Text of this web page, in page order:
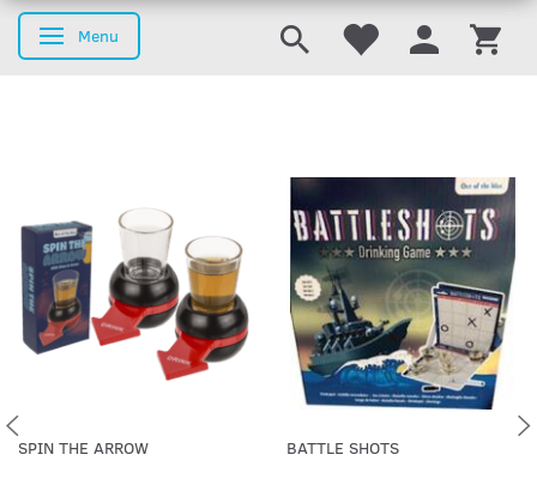
Skifte navigation
Menu
SPIN THE ARROW BATTLE SHOTS